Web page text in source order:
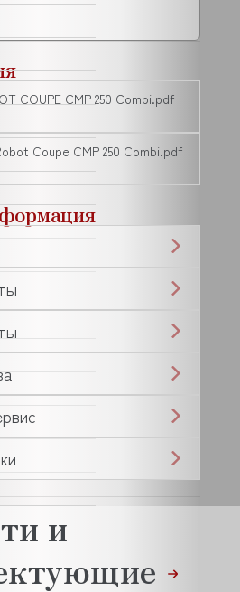
COUPE CMP 250 Combi.pdf
Coupe CMP 250 Combi.pdf
и